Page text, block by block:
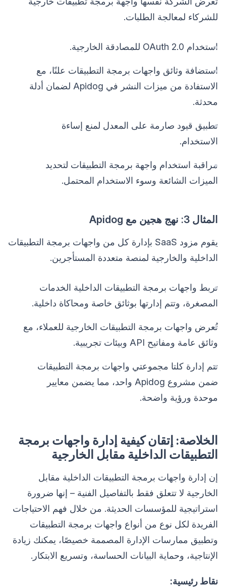
للشركاء لمعالجة الطلبات.
استخدام OAuth 2.0 للمصادقة الخارجية.
استضافة وثائق واجهات برمجة التطبيقات علنًا، مع
الاستفادة من ميزات النشر في Apidog لضمان أدلة
محدثة.
تطبيق قيود صارمة على المعدل لمنع إساءة
الاستخدام.
مراقبة استخدام واجهة برمجة التطبيقات لتحديد
الميزات الشائعة وسوء الاستخدام المحتمل.
المثال 3: نهج هجين مع Apidog
يقوم مزود SaaS بإدارة كل من واجهات برمجة التطبيقات
الداخلية والخارجية لمنصة متعددة المستأجرين.
تربط واجهات برمجة التطبيقات الداخلية الخدمات
المصغرة، وتتم إدارتها بوثائق خاصة ومحاكاة داخلية.
تُعرض واجهات برمجة التطبيقات الخارجية للعملاء، مع
وثائق عامة ومفاتيح API وبيئات تجريبية.
تتم إدارة كلتا مجموعتي واجهات برمجة التطبيقات
ضمن مشروع Apidog واحد، مما يضمن معايير
موحدة ورؤية واضحة.
الخلاصة: إتقان كيفية إدارة واجهات برمجة
التطبيقات الداخلية مقابل الخارجية
إن إدارة واجهات برمجة التطبيقات الداخلية مقابل
الخارجية لا تتعلق فقط بالتفاصيل الفنية – إنها ضرورة
استراتيجية للمؤسسات الحديثة. من خلال فهم الاحتياجات
الفريدة لكل نوع من أنواع واجهات برمجة التطبيقات
وتطبيق ممارسات الإدارة المصممة خصيصًا، يمكنك زيادة
الإنتاجية، وحماية البيانات الحساسة، وتسريع الابتكار.
نقاط رئيسية: